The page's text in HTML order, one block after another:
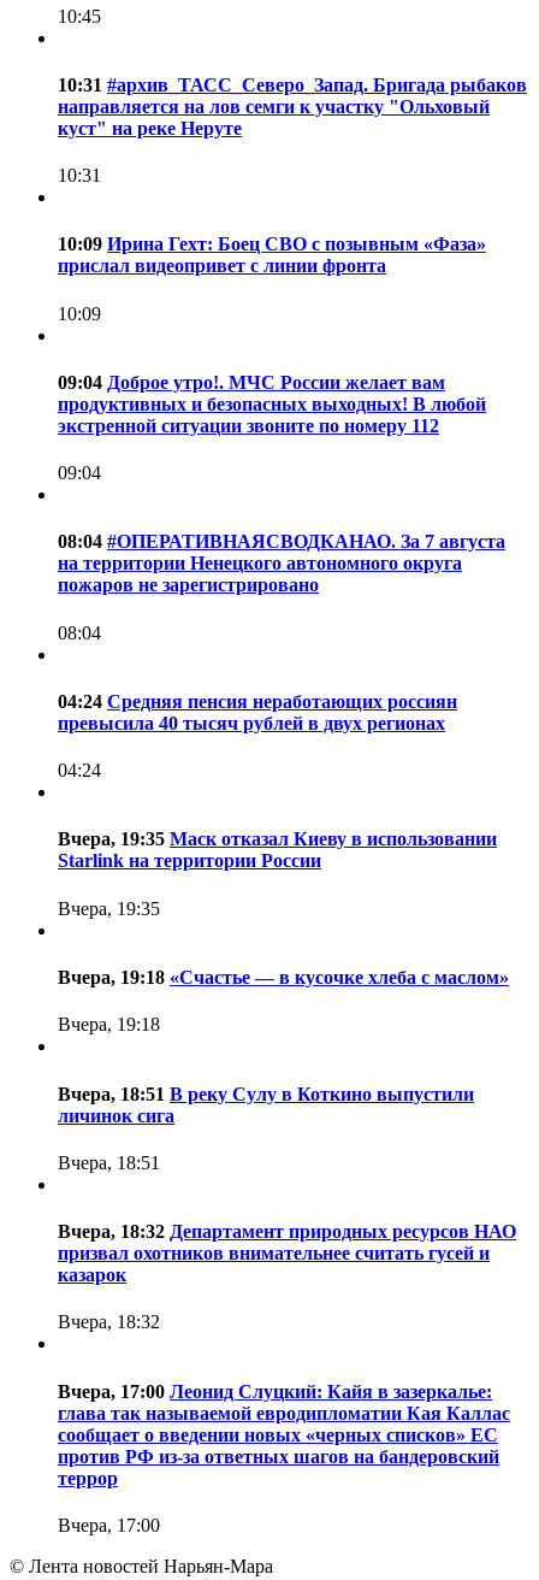
10:45
10:31 #архив_ТАСС_Северо_Запад. Бригада рыбаков
направляется на лов семги к участку "Ольховый
куст" на реке Неруте
10:31
10:09 Ирина Гехт: Боец СВО с позывным «Фаза»
прислал видеопривет с линии фронта
10:09
09:04 Доброе утро!. МЧС России желает вам
продуктивных и безопасных выходных! В любой
экстренной ситуации звоните по номеру 112
09:04
08:04 #ОПЕРАТИВНАЯСВОДКАНАО. За 7 августа
на территории Ненецкого автономного округа
пожаров не зарегистрировано
08:04
04:24 Средняя пенсия неработающих россиян
превысила 40 тысяч рублей в двух регионах
04:24
Вчера, 19:35 Маск отказал Киеву в использовании
Starlink на территории России
Вчера, 19:35
Вчера, 19:18 «Счастье — в кусочке хлеба с маслом»
Вчера, 19:18
Вчера, 18:51 В реку Сулу в Коткино выпустили
личинок сига
Вчера, 18:51
Вчера, 18:32 Департамент природных ресурсов НАО
призвал охотников внимательнее считать гусей и
казарок
Вчера, 18:32
Вчера, 17:00 Леонид Слуцкий: Кайя в зазеркалье:
глава так называемой евродипломатии Кая Каллас
сообщает о введении новых «черных списков» ЕС
против РФ из-за ответных шагов на бандеровский
террор
Вчера, 17:00
© Лента новостей Нарьян-Мара